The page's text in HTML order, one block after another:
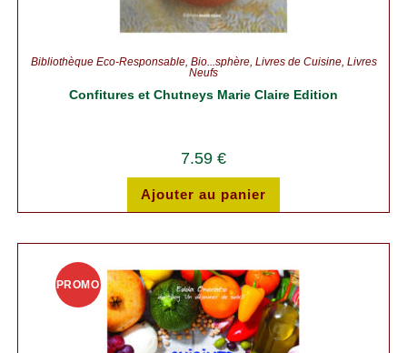
Bibliothèque Éco-Responsable, Bio...sphère, Livres de Cuisine, Livres
Neufs
Confitures et Chutneys Marie Claire Edition
7.59 €
Ajouter au panier
PROMO